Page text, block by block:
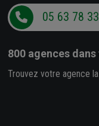
05 63 78
800 agences
Trouvez votre agence